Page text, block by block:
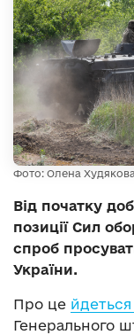
Фото: Олена
Від початку
позиції Сил
спроб
України.
Про це йдеться
Генерального